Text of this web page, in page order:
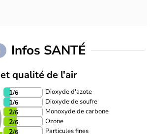
Infos SANTÉ
qualité de l'air
1/6 Dioxyde d'azote
1/6 Dioxyde de soufre
2/6 Monoxyde de carbone
2/6 Ozone
2/6 Particules fines